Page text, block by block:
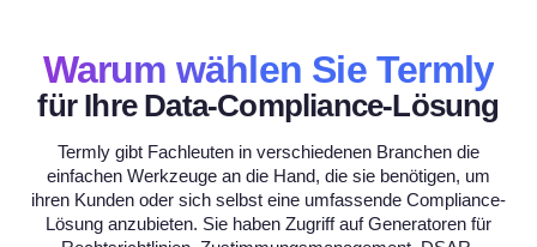
Warum wählen Sie Termly
für Ihre Data-Compliance-Lösung
Termly gibt Fachleuten in verschiedenen Branchen die
einfachen Werkzeuge an die Hand, die sie benötigen, um
ihren Kunden oder sich selbst eine umfassende Compliance-
Lösung anzubieten. Sie haben Zugriff auf Generatoren für